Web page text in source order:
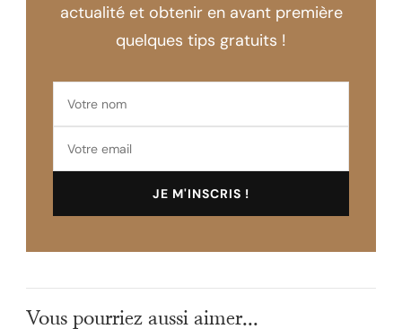
actualité et obtenir en avant première
quelques tips gratuits !
Vous pourriez aussi aimer...